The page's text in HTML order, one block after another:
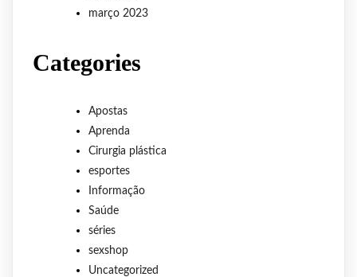
março 2023
Categories
Apostas
Aprenda
Cirurgia plástica
esportes
Informação
Saúde
séries
sexshop
Uncategorized